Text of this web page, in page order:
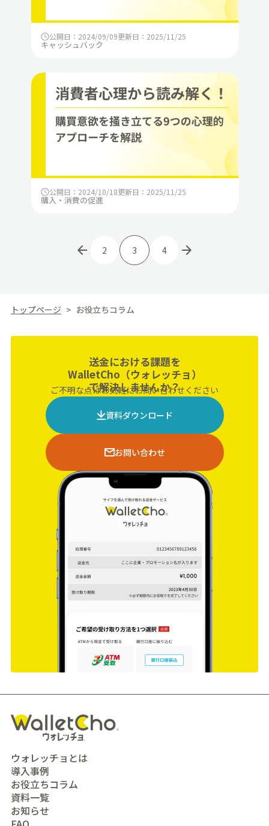
公開日：2024/09/09更新日：2025/11/25
キャッシュバック
公開日：2024/10/18更新日：2025/11/25
購入・消費の促進
arrow_back 2 3 4 arrow_forward
トップページ お役立ちコラム
送金における課題を
WalletCho（ウォレッチョ）
で解決しませんか？
ご不明な点はお気軽にお問い合わせください
資料ダウンロード
お問い合わせ
ウォレッチョとは
導入事例
お役立ちコラム
資料一覧
お知らせ